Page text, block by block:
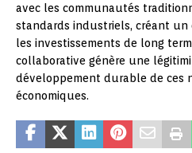
avec les communautés
standards industriels, créant
les investissements de long
collaborative génère une
développement durable de ces
économiques.